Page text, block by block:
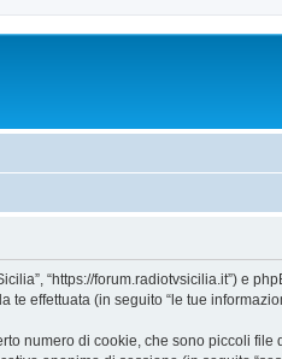
“https://forum.radiotvsicilia.it”) e
te effettuata (in seguito “le tue
numero di cookie, che sono piccoli file